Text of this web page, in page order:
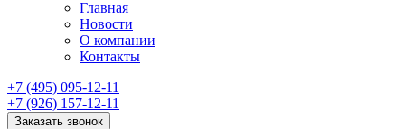
Главная
Новости
О компании
Контакты
+7 (495) 095-12-11
+7 (926) 157-12-11
Заказать звонок